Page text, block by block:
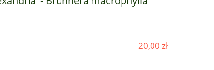
20,00 zł